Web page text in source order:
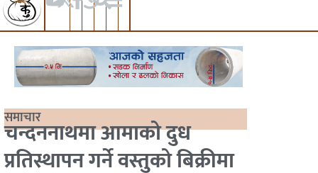
समाचार
चन्दननाथमा आमाको दुध
प्रतिस्थापन गर्ने वस्तुको बिक्रीमा